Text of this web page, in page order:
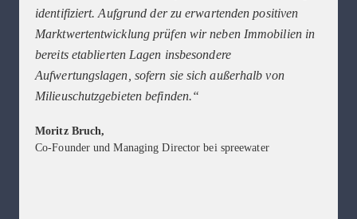
identifiziert. Aufgrund der zu erwartenden positiven
Marktwertentwicklung prüfen wir neben Immobilien in
bereits etablierten Lagen insbesondere
Aufwertungslagen, sofern sie sich außerhalb von
Milieuschutzgebieten befinden.“
Moritz Bruch,
Co-Founder und Managing Director bei spreewater